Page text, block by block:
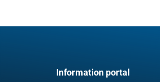
Information portal